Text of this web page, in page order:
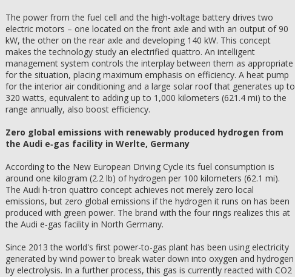
The power from the fuel cell and the high-voltage battery drives two
electric motors – one located on the front axle and with an output of 90
kW, the other on the rear axle and developing 140 kW. This concept
makes the technology study an electrified quattro. An intelligent
management system controls the interplay between them as appropriate
for the situation, placing maximum emphasis on efficiency. A heat pump
for the interior air conditioning and a large solar roof that generates up to
320 watts, equivalent to adding up to 1,000 kilometers (621.4 mi) to the
range annually, also boost efficiency.
Zero global emissions with renewably produced hydrogen from
the Audi e‑gas facility in Werlte, Germany
According to the New European Driving Cycle its fuel consumption is
around one kilogram (2.2 lb) of hydrogen per 100 kilometers (62.1 mi).
The Audi h-tron quattro concept achieves not merely zero local
emissions, but zero global emissions if the hydrogen it runs on has been
produced with green power. The brand with the four rings realizes this at
the Audi e‑gas facility in North Germany.
Since 2013 the world's first power-to-gas plant has been using electricity
generated by wind power to break water down into oxygen and hydrogen
by electrolysis. In a further process, this gas is currently reacted with CO2